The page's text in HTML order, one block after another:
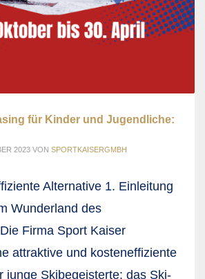
für Kinder und Jugendliche:
2023 VON SPORTKAISERGMBH
Alternative 1. Einleitung
Wunderland des
Firma Sport Kaiser
attraktive und kosteneffiziente
junge Skibegeisterte: das Ski-